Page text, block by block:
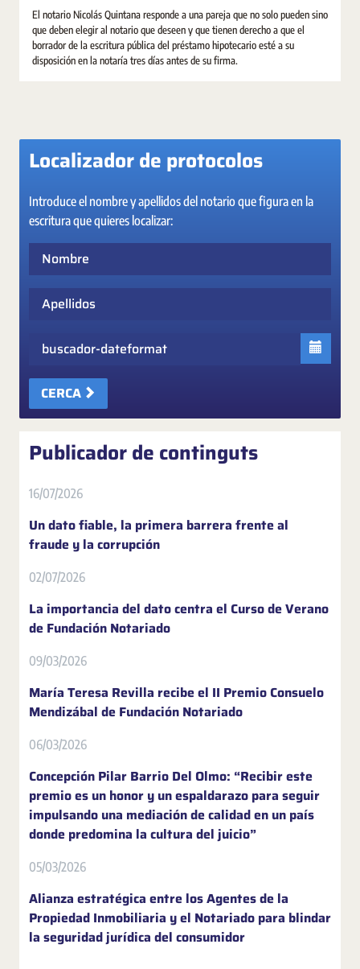
El notario Nicolás Quintana responde a una pareja que no solo pueden sino
que deben elegir al notario que deseen y que tienen derecho a que el
borrador de la escritura pública del préstamo hipotecario esté a su
disposición en la notaría tres días antes de su firma.
Localizador de protocolos
Introduce el nombre y apellidos del notario que figura en la
escritura que quieres localizar:
Apellidos
Fecha
CERCA
Publicador de continguts
16/07/2026
Un dato fiable, la primera barrera frente al
fraude y la corrupción
02/07/2026
La importancia del dato centra el Curso de Verano
de Fundación Notariado
09/03/2026
María Teresa Revilla recibe el II Premio Consuelo
Mendizábal de Fundación Notariado
06/03/2026
Concepción Pilar Barrio Del Olmo: “Recibir este
premio es un honor y un espaldarazo para seguir
impulsando una mediación de calidad en un país
donde predomina la cultura del juicio”
05/03/2026
Alianza estratégica entre los Agentes de la
Propiedad Inmobiliaria y el Notariado para blindar
la seguridad jurídica del consumidor